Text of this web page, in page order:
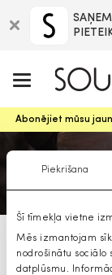
Piekrišana
Šī tīmekļa vietne
Mēs izmantojam
nodrošinātu
datplūsmu.
Abonējiet mūsu
ALDO